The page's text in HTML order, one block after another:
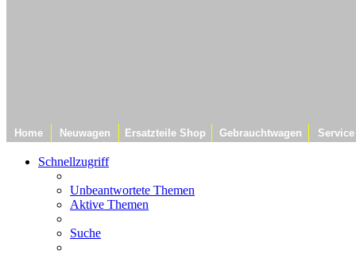
Home Neuwagen Ersatzteile Shop Gebrauchtwagen Service
Schnellzugriff
Unbeantwortete Themen
Aktive Themen
Suche